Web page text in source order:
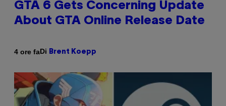
GTA 6 Gets Concerning Update
About GTA Online Release Date
4 ore faDi Brent Koepp